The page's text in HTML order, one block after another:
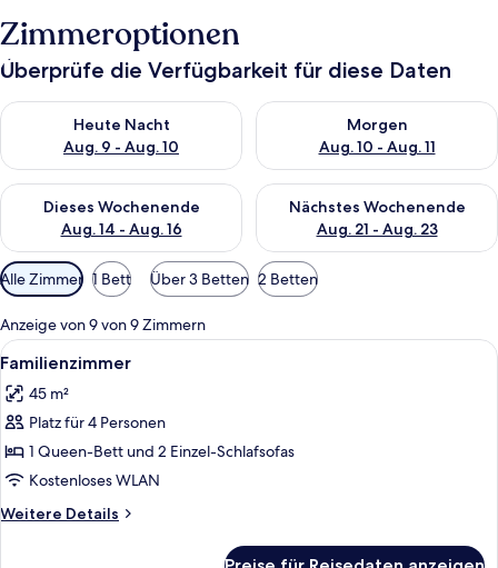
Zimmeroptionen
Überprüfe die Verfügbarkeit für diese Daten
Heute Nacht
Aug. 9 - Aug. 10
Überprüfe die Verfügbarkeit für heute Nacht, Aug. 9 - Aug.
Morgen
Aug. 10 - Aug. 11
Überprüfe die Verfügbarkeit
Dieses Wochenende
Aug. 14 - Aug. 16
Überprüfe die Verfügbarkeit für dieses Wochenende, Aug. 14
Nächstes Wochenende
Aug. 21 - Aug. 23
Überprüfe die Verfügbarkeit
Verfügbare
Filter
für
Zimmer
Alle Zimmer 1 Bett Über 3 Betten 2 Betten
Anzeige von 9 von 9 Zimmern
Alle
Fotos
für
Familienzimmer
anzeigen
Ein modernes Schlafzimmer mit
9
Familienzimmer
45 m²
Platz für 4 Personen
1 Queen-Bett und 2 Einzel-Schlafsofas
Kostenloses WLAN
Weitere Details
Weitere